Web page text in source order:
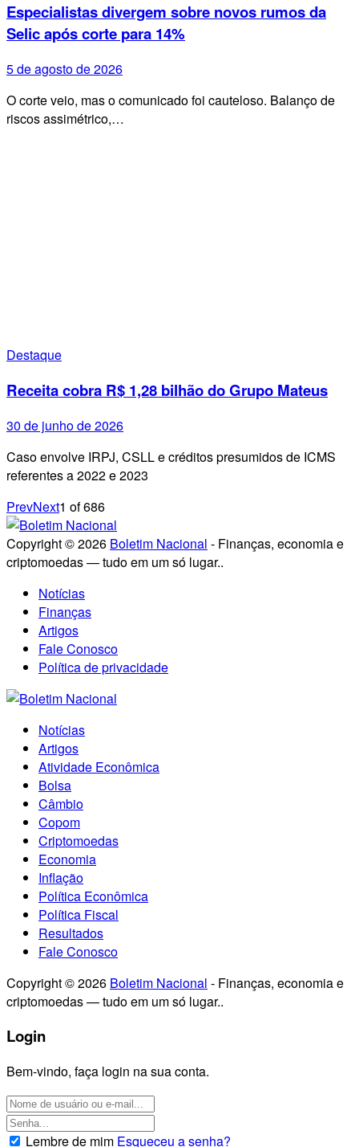
Especialistas divergem sobre novos rumos da
Selic após corte para 14%
5 de agosto de 2026
O corte veio, mas o comunicado foi cauteloso. Balanço de
riscos assimétrico,…
Destaque
Receita cobra R$ 1,28 bilhão do Grupo Mateus
30 de junho de 2026
Caso envolve IRPJ, CSLL e créditos presumidos de ICMS
referentes a 2022 e 2023
PrevNext1 of686
Copyright © 2026 Boletim Nacional - Finanças, economia e
criptomoedas — tudo em um só lugar..
Notícias
Finanças
Artigos
Fale Conosco
Política de privacidade
Notícias
Artigos
Atividade Econômica
Bolsa
Câmbio
Copom
Criptomoedas
Economia
Inflação
Política Econômica
Política Fiscal
Resultados
Fale Conosco
Copyright © 2026 Boletim Nacional - Finanças, economia e
criptomoedas — tudo em um só lugar..
Login
Bem-vindo, faça login na sua conta.
Lembre de mim Esqueceu a senha?